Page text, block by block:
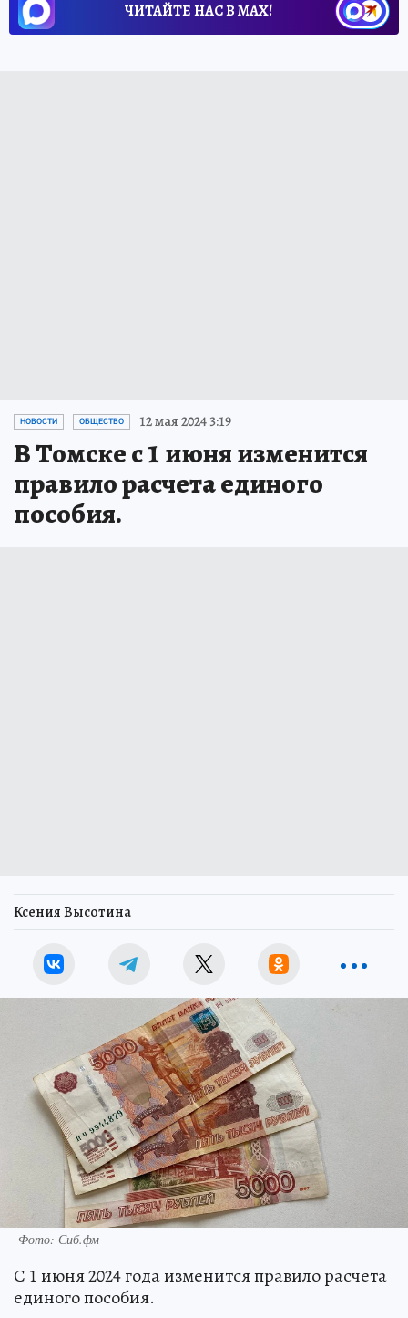
ЧИТАЙТЕ НАС В МАХ!
НОВОСТИ ОБЩЕСТВО 12 мая 2024 3:19
В Томске с 1 июня изменится
правило расчета единого
пособия.
Ксения Высотина
Фото: Сиб.фм
С 1 июня 2024 года изменится правило расчета
единого пособия.